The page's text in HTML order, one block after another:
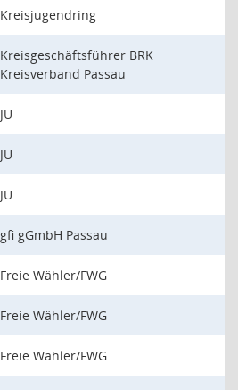
Kreisjugendring
Kreisgeschäftsführer BRK
Kreisverband Passau
JU
JU
JU
gfi gGmbH Passau
Freie Wähler/FWG
Freie Wähler/FWG
Freie Wähler/FWG